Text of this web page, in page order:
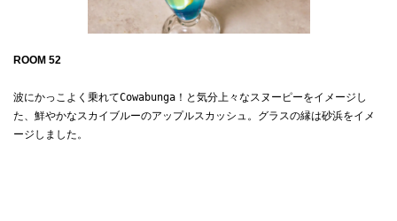
ROOM 52
波にかっこよく乗れてCowabunga！と気分上々なスヌーピーをイメージし
た、鮮やかなスカイブルーのアップルスカッシュ。グラスの縁は砂浜をイメ
ージしました。